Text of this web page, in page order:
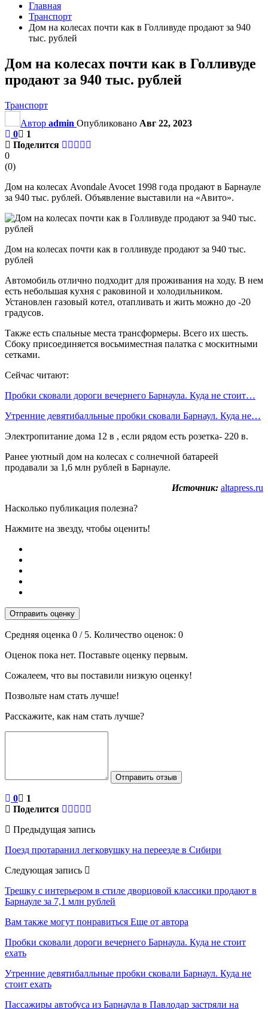
Главная
Транспорт
Дом на колесах почти как в Голливуде продают за 940
тыс. рублей
Дом на колесах почти как в Голливуде
продают за 940 тыс. рублей
Транспорт
Автор admin Опубликовано Авг 22, 2023
0
1
Поделится
0
(0)
Дом на колесах Avondale Avocet 1998 года продают в Барнауле
за 940 тыс. рублей. Объявление выставили на «Авито».
Дом на колесах почти как в голливуде продают за 940 тыс.
рублей
Автомобиль отлично подходит для проживания на ходу. В нем
есть небольшая кухня с раковиной и холодильником.
Установлен газовый котел, отапливать и жить можно до -20
градусов.
Также есть спальные места трансформеры. Всего их шесть.
Сбоку присоединяется восьмиместная палатка с москитными
сетками.
Сейчас читают:
Пробки сковали дороги вечернего Барнаула. Куда не стоит…
Утренние девятибалльные пробки сковали Барнаул. Куда не…
Электропитание дома 12 в , если рядом есть розетка- 220 в.
Ранее уютный дом на колесах с солнечной батареей
продавали за 1,6 млн рублей в Барнауле.
Источник: altapress.ru
Насколько публикация полезна?
Нажмите на звезду, чтобы оценить!
Отправить оценку
Средняя оценка 0 / 5. Количество оценок: 0
Оценок пока нет. Поставьте оценку первым.
Сожалеем, что вы поставили низкую оценку!
Позвольте нам стать лучше!
Расскажите, как нам стать лучше?
Отправить отзыв
0
1
Поделится
Предыдущая запись
Поезд протаранил легковушку на переезде в Сибири
Следующая запись
Трешку с интерьером в стиле дворцовой классики продают в
Барнауле за 7,1 млн рублей
Вам также могут понравиться Еще от автора
Пробки сковали дороги вечернего Барнаула. Куда не стоит
ехать
Утренние девятибалльные пробки сковали Барнаул. Куда не
стоит ехать
Пассажиры автобуса из Барнаула в Павлодар застряли на